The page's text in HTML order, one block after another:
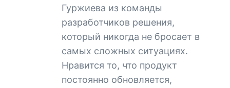
Гуржиева из команды
разработчиков решения,
который никогда не бросает в
самых сложных ситуациях.
Нравится то, что продукт
постоянно обновляется,